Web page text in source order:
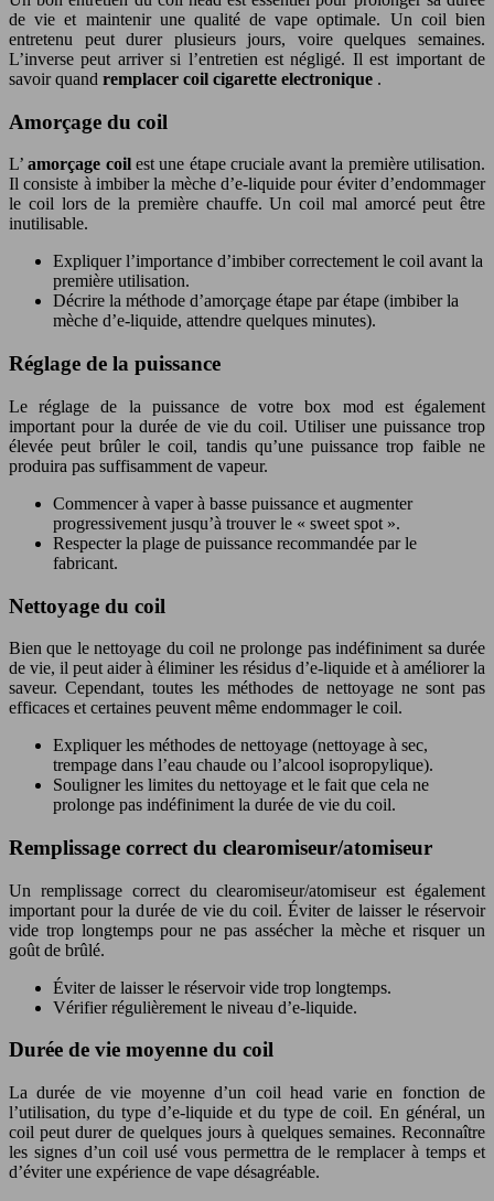
de vie et maintenir une qualité de vape optimale. Un coil bien
entretenu peut durer plusieurs jours, voire quelques semaines.
L’inverse peut arriver si l’entretien est négligé. Il est important de
savoir quand remplacer coil cigarette electronique .
Amorçage du coil
L’amorçage coil est une étape cruciale avant la première utilisation.
Il consiste à imbiber la mèche d’e-liquide pour éviter d’endommager
le coil lors de la première chauffe. Un coil mal amorcé peut être
inutilisable.
Expliquer l’importance d’imbiber correctement le coil avant la
première utilisation.
Décrire la méthode d’amorçage étape par étape (imbiber la
mèche d’e-liquide, attendre quelques minutes).
Réglage de la puissance
Le réglage de la puissance de votre box mod est également
important pour la durée de vie du coil. Utiliser une puissance trop
élevée peut brûler le coil, tandis qu’une puissance trop faible ne
produira pas suffisamment de vapeur.
Commencer à vaper à basse puissance et augmenter
progressivement jusqu’à trouver le « sweet spot ».
Respecter la plage de puissance recommandée par le
fabricant.
Nettoyage du coil
Bien que le nettoyage du coil ne prolonge pas indéfiniment sa durée
de vie, il peut aider à éliminer les résidus d’e-liquide et à améliorer la
saveur. Cependant, toutes les méthodes de nettoyage ne sont pas
efficaces et certaines peuvent même endommager le coil.
Expliquer les méthodes de nettoyage (nettoyage à sec,
trempage dans l’eau chaude ou l’alcool isopropylique).
Souligner les limites du nettoyage et le fait que cela ne
prolonge pas indéfiniment la durée de vie du coil.
Remplissage correct du clearomiseur/atomiseur
Un remplissage correct du clearomiseur/atomiseur est également
important pour la durée de vie du coil. Éviter de laisser le réservoir
vide trop longtemps pour ne pas assécher la mèche et risquer un
goût de brûlé.
Éviter de laisser le réservoir vide trop longtemps.
Vérifier régulièrement le niveau d’e-liquide.
Durée de vie moyenne du coil
La durée de vie moyenne d’un coil head varie en fonction de
l’utilisation, du type d’e-liquide et du type de coil. En général, un
coil peut durer de quelques jours à quelques semaines. Reconnaître
les signes d’un coil usé vous permettra de le remplacer à temps et
d’éviter une expérience de vape désagréable.